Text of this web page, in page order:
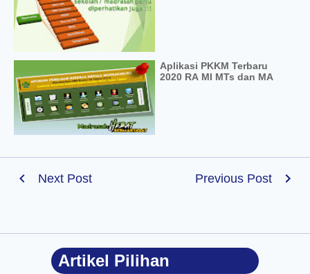
Aplikasi PKKM Terbaru
2020 RA MI MTs dan MA
Next Post Previous Post
Artikel Pilihan